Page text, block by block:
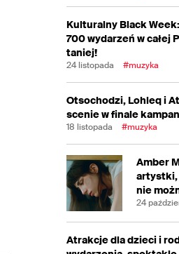
Kulturalny Black
700 wydarzeń w całej
taniej!
24 listopada #muzyka
Otsochodzi, Lohleq i
scenie w finale
18 listopada #muzyka
Amber
nie
24
Atrakcje dla dzieci i